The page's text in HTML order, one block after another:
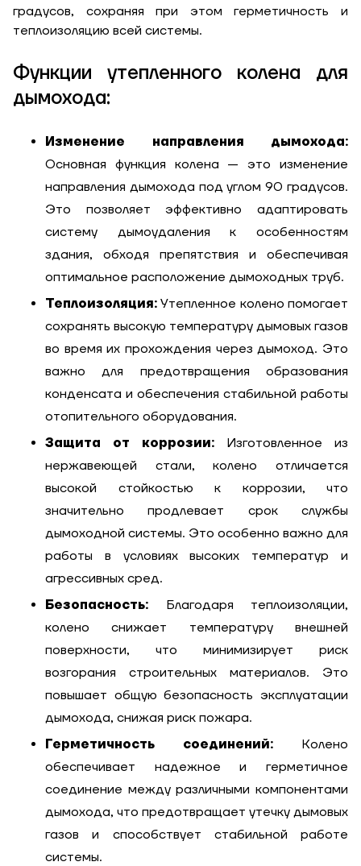
градусов, сохраняя при этом герметичность и
теплоизоляцию всей системы.
Функции утепленного колена для
дымохода:
Изменение направления дымохода:
Основная функция колена — это изменение
направления дымохода под углом 90 градусов.
Это позволяет эффективно адаптировать
систему дымоудаления к особенностям
здания, обходя препятствия и обеспечивая
оптимальное расположение дымоходных труб.
Теплоизоляция: Утепленное колено помогает
сохранять высокую температуру дымовых газов
во время их прохождения через дымоход. Это
важно для предотвращения образования
конденсата и обеспечения стабильной работы
отопительного оборудования.
Защита от коррозии: Изготовленное из
нержавеющей стали, колено отличается
высокой стойкостью к коррозии, что
значительно продлевает срок службы
дымоходной системы. Это особенно важно для
работы в условиях высоких температур и
агрессивных сред.
Безопасность: Благодаря теплоизоляции,
колено снижает температуру внешней
поверхности, что минимизирует риск
возгорания строительных материалов. Это
повышает общую безопасность эксплуатации
дымохода, снижая риск пожара.
Герметичность соединений: Колено
обеспечивает надежное и герметичное
соединение между различными компонентами
дымохода, что предотвращает утечку дымовых
газов и способствует стабильной работе
системы.
Высота, м
Ширина, м
Длина, м
Степень
утепления, Вт/м
кв
Гарно утеплений, 55
Необходимая
мощность, кВт
Заказать
Отправить
Отправить